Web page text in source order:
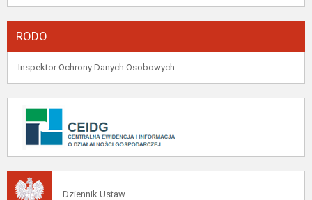
RODO
Inspektor Ochrony Danych Osobowych
Dziennik Ustaw